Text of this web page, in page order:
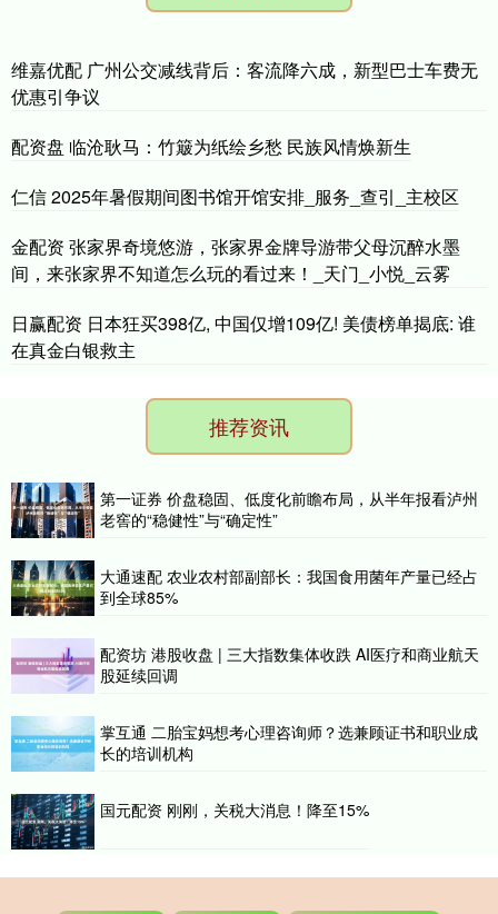
维嘉优配 广州公交减线背后：客流降六成，新型巴士车费无
优惠引争议
配资盘 临沧耿马：竹簸为纸绘乡愁 民族风情焕新生
仁信 2025年暑假期间图书馆开馆安排_服务_查引_主校区
金配资 张家界奇境悠游，张家界金牌导游带父母沉醉水墨
间，来张家界不知道怎么玩的看过来！_天门_小悦_云雾
日赢配资 日本狂买398亿, 中国仅增109亿! 美债榜单揭底: 谁
在真金白银救主
推荐资讯
第一证券 价盘稳固、低度化前瞻布局，从半年报看泸州
老窖的“稳健性”与“确定性”
大通速配 农业农村部副部长：我国食用菌年产量已经占
到全球85%
配资坊 港股收盘 | 三大指数集体收跌 AI医疗和商业航天
股延续回调
掌互通 二胎宝妈想考心理咨询师？选兼顾证书和职业成
长的培训机构
国元配资 刚刚，关税大消息！降至15%